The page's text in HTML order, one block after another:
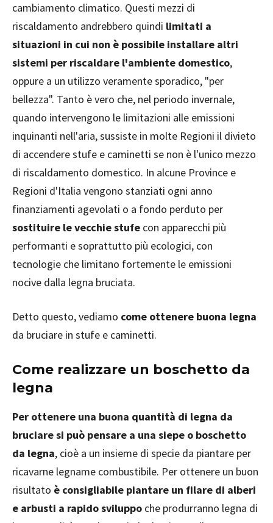
cambiamento climatico. Questi mezzi di
riscaldamento andrebbero quindi limitati a
situazioni in cui non è possibile installare altri
sistemi per riscaldare l'ambiente domestico,
oppure a un utilizzo veramente sporadico, "per
bellezza". Tanto è vero che, nel periodo invernale,
quando intervengono le limitazioni alle emissioni
inquinanti nell'aria, sussiste in molte Regioni il divieto
di accendere stufe e caminetti se non è l'unico mezzo
di riscaldamento domestico. In alcune Province e
Regioni d'Italia vengono stanziati ogni anno
finanziamenti agevolati o a fondo perduto per
sostituire le vecchie stufe con apparecchi più
performanti e soprattutto più ecologici, con
tecnologie che limitano fortemente le emissioni
nocive dalla legna bruciata.
Detto questo, vediamo come ottenere buona legna
da bruciare in stufe e caminetti.
Come realizzare un boschetto da
legna
Per ottenere una buona quantità di legna da
bruciare si può pensare a una siepe o boschetto
da legna, cioè a un insieme di specie da piantare per
ricavarne legname combustibile. Per ottenere un buon
risultato è consigliabile piantare un filare di alberi
e arbusti a rapido sviluppo che produrranno legna di